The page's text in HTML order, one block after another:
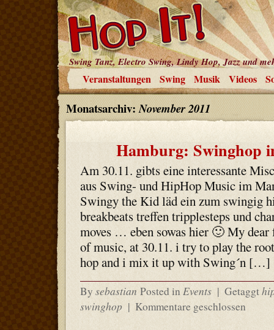
Swing Tanz, Electro Swing, Lindy Hop, Jazz und
Veranstaltungen Swing Musik Videos
Monatsarchiv:November 2011
Hamburg: Swinghop
Am 30.11. gibts eine interessante
aus Swing- und HipHop Music im
Swingy the Kid läd ein zum swingig
breakbeats treffen tripplesteps und
moves … eben sowas hier 🙂 My dear
of music, at 30.11. i try to play the
hop and i mix it up with Swing´n […]
By sebastian Posted inEvents | Getaggt
swinghop | Kommentare geschlossen